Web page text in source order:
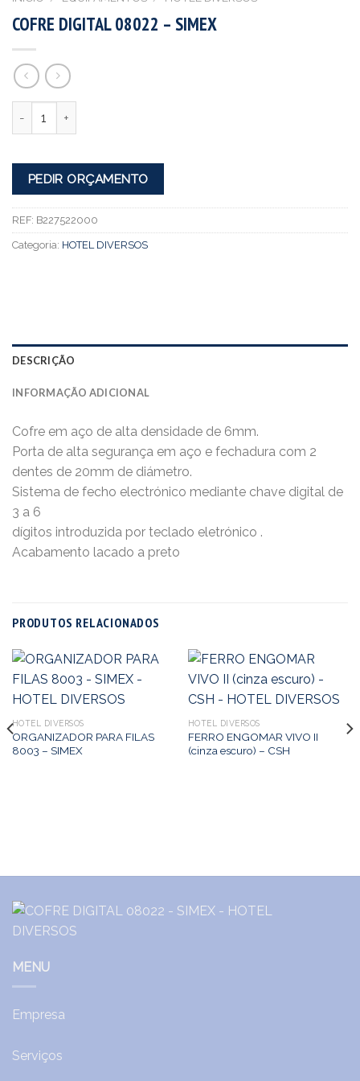
COFRE DIGITAL 08022 – SIMEX
PEDIR ORÇAMENTO
REF: B227522000
Categoria: HOTEL DIVERSOS
DESCRIÇÃO
INFORMAÇÃO ADICIONAL
Cofre em aço de alta densidade de 6mm.
Porta de alta segurança em aço e fechadura com 2
dentes de 20mm de diámetro.
Sistema de fecho electrónico mediante chave digital de
3 a 6
dígitos introduzida por teclado eletrónico .
Acabamento lacado a preto
PRODUTOS RELACIONADOS
HOTEL DIVERSOS
ORGANIZADOR PARA FILAS
8003 – SIMEX
HOTEL DIVERSOS
FERRO ENGOMAR VIVO II
(cinza escuro) – CSH
MENU
Empresa
Serviços